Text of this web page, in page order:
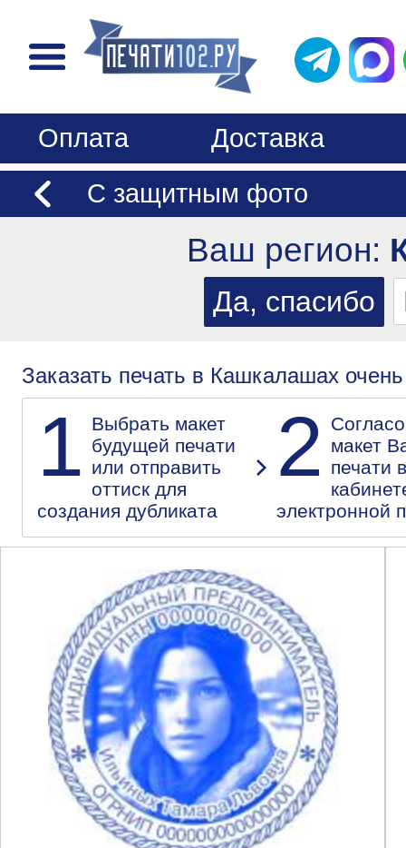
Оплата
Доставка
С защитным фото
Ваш регион:
Заказать печать в Кашкалашах
1 Выбрать макет
будущей печати
или отправить
оттиск для
создания дубликата
2
макет
печати
электронной